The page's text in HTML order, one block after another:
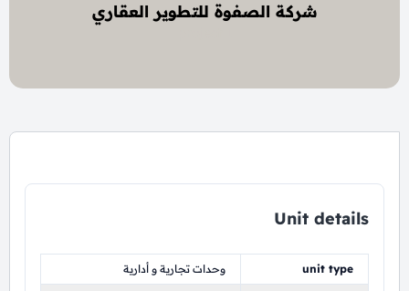
شركة الصفوة للتطوير العقاري
Unit details
unit type وحدات تجارية و أدارية